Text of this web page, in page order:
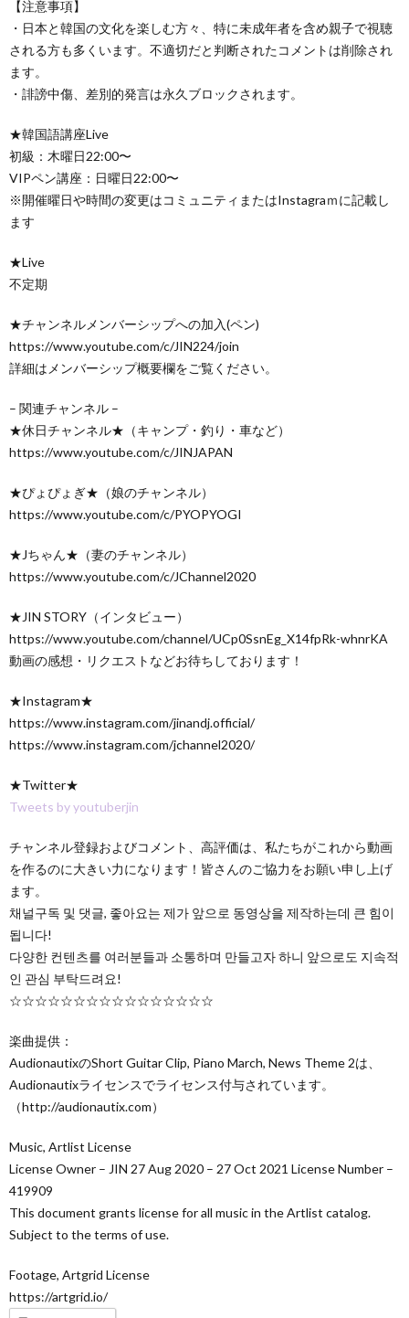
【注意事項】
・日本と韓国の文化を楽しむ方々、特に未成年者を含め親子で視聴
される方も多くいます。不適切だと判断されたコメントは削除され
ます。
・誹謗中傷、差別的発言は永久ブロックされます。
★韓国語講座Live
初級：木曜日22:00〜
VIPペン講座：日曜日22:00〜
※開催曜日や時間の変更はコミュニティまたはInstagraｍに記載し
ます
★Live
不定期
★チャンネルメンバーシップへの加入(ペン)
https://www.youtube.com/c/JIN224/join
詳細はメンバーシップ概要欄をご覧ください。
– 関連チャンネル –
★休日チャンネル★（キャンプ・釣り・車など）
https://www.youtube.com/c/JINJAPAN
★ぴょぴょぎ★（娘のチャンネル）
https://www.youtube.com/c/PYOPYOGI
★Jちゃん★（妻のチャンネル）
https://www.youtube.com/c/JChannel2020
★JIN STORY（インタビュー）
https://www.youtube.com/channel/UCp0SsnEg_X14fpRk-whnrKA
動画の感想・リクエストなどお待ちしております！
★Instagram★
https://www.instagram.com/jinandj.official/
https://www.instagram.com/jchannel2020/
★Twitter★
Tweets by youtuberjin
チャンネル登録およびコメント、高評価は、私たちがこれから動画
を作るのに大きい力になります！皆さんのご協力をお願い申し上げ
ます。
채널구독 및 댓글, 좋아요는 제가 앞으로 동영상을 제작하는데 큰 힘이
됩니다!
다양한 컨텐츠를 여러분들과 소통하며 만들고자 하니 앞으로도 지속적
인 관심 부탁드려요!
☆☆☆☆☆☆☆☆☆☆☆☆☆☆☆☆
楽曲提供：
AudionautixのShort Guitar Clip, Piano March, News Theme 2は、
Audionautixライセンスでライセンス付与されています。
（http://audionautix.com）
Music, Artlist License
License Owner – JIN 27 Aug 2020 – 27 Oct 2021 License Number –
419909
This document grants license for all music in the Artlist catalog.
Subject to the terms of use.
Footage, Artgrid License
https://artgrid.io/